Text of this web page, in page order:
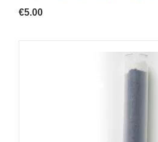
€5.00